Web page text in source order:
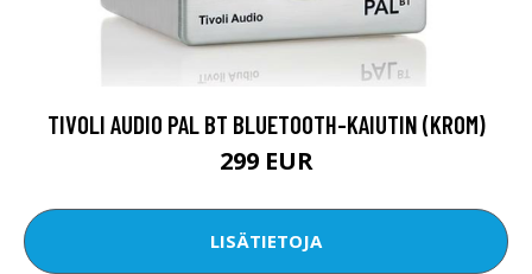
TIVOLI AUDIO PAL BT BLUETOOTH-KAIUTIN (KROM)
299 EUR
LISÄTIETOJA